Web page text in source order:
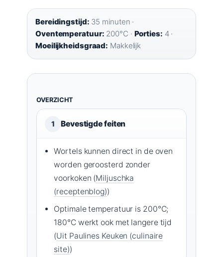
Bereidingstijd: 35 minuten ·
Oventemperatuur: 200°C · Porties: 4 ·
Moeilijkheidsgraad: Makkelijk
OVERZICHT
1 Bevestigde feiten
Wortels kunnen direct in de oven
worden geroosterd zonder
voorkoken (Miljuschka
(receptenblog))
Optimale temperatuur is 200°C;
180°C werkt ook met langere tijd
(Uit Paulines Keuken (culinaire
site))